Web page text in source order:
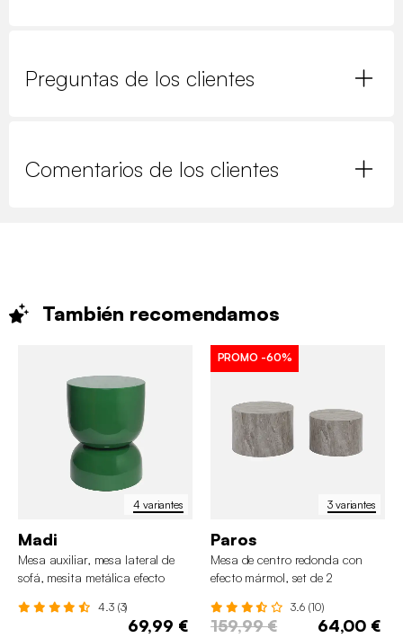
Preguntas de los clientes
Comentarios de los clientes
También recomendamos
4 variantes
Madi
Mesa auxiliar, mesa lateral de
sofá, mesita metálica efecto
4.3 (3)
69,99 €
3 variantes
PROMO -60%
Paros
Mesa de centro redonda con
efecto mármol, set de 2
3.6 (10)
159,99 € 64,00 €